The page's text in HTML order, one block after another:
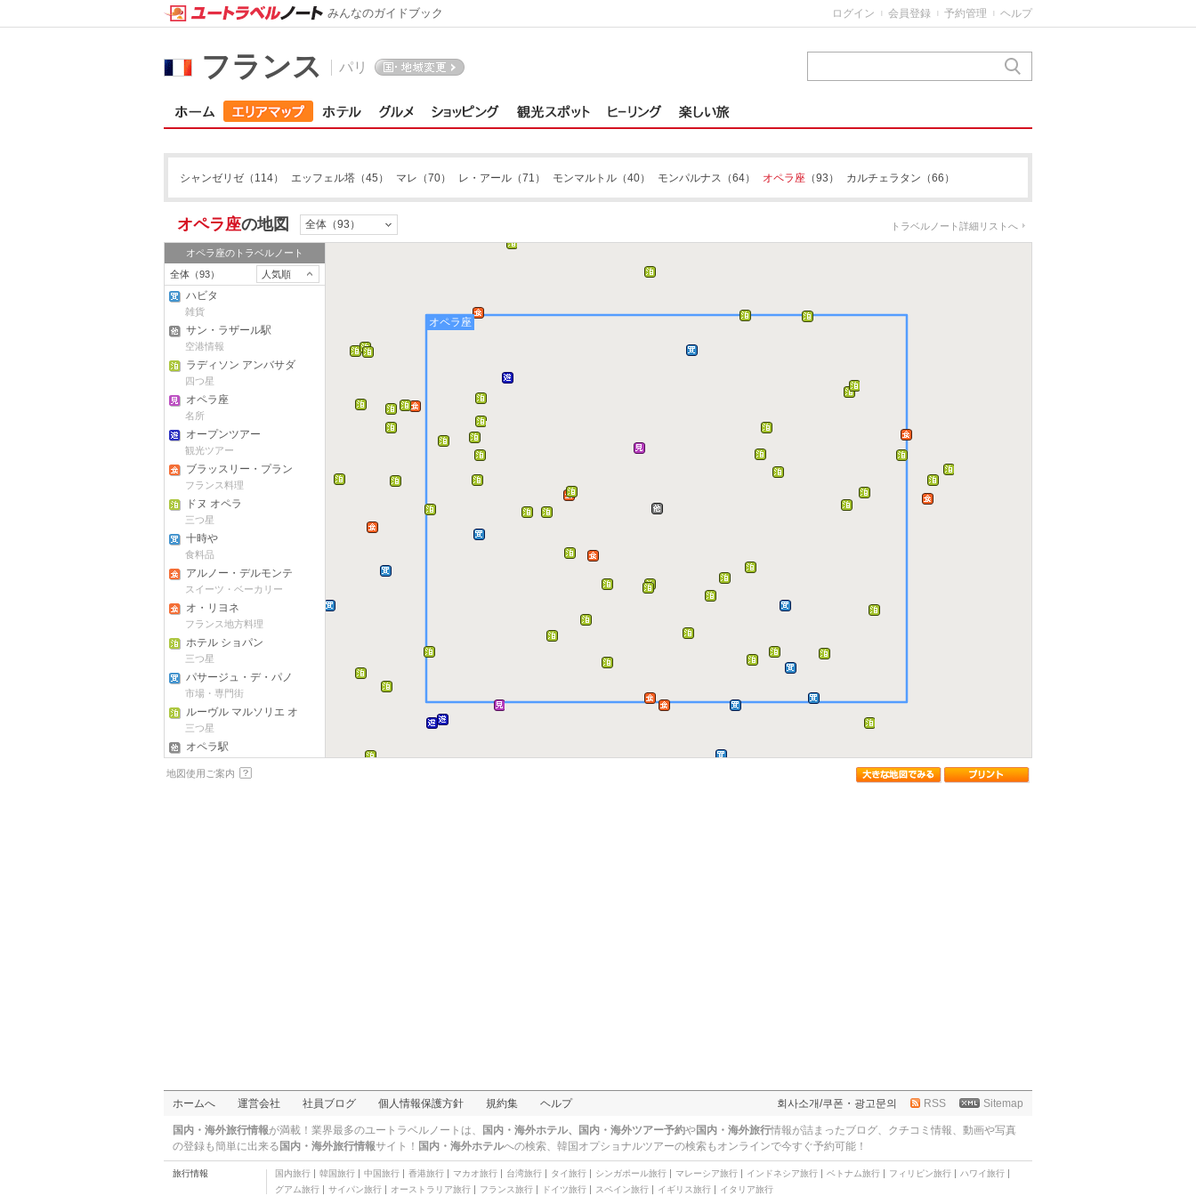
フランス パリ
シャンゼリゼ （114） エッフェル塔 （45） マレ （70） レ・アール （71） モンマルトル （40） モンパルナス （64） オペラ座 （93） カルチェラタン （66）
オペラ座の地図 全体（93） トラベルノート詳細リストへ
オペラ座のトラベルノート
全体（93）
人気順
ハビタ
雑貨
サン・ラザール駅
空港情報
ラディソン アンバサダ
ーホテル パリ オペラ
四つ星
オペラ座
名所
オープンツアー
観光ツアー
ブラッスリー・プラン
タン
フランス料理
ドヌ オペラ
三つ星
十時や
食料品
アルノー・デルモンテ
ル
スイーツ・ベーカリー
オ・リヨネ
フランス地方料理
ホテル ショパン
三つ星
パサージュ・デ・パノ
ラマ
市場・専門街
ルーヴル マルソリエ オ
ペラ ホテル
三つ星
オペラ駅
レ トロワ プサン ホテル
コンフォート ホテル オ
ペラ ドロウト
三つ星
ル・グラン・カフェ
カフェ/サロン・ド・テ
エピスリー
その他西洋料理
オペラ座
地図使用ご案内
みんなのガイドブック ログイン 会員登録 予約管理 ヘルプ
ホームへ 運営会社 社員ブログ 個人情報保護方針 規約集 ヘルプ 회사소개/쿠폰・광고문의 RSS Sitemap
国内・海外旅行情報が満載！業界最多のユートラベルノートは、 国内・海外ホテル、国内・海外ツアー予約や国内・海外旅行情報が詰まったブログ、クチコミ情報、動画や写真
の登録も簡単に出来る 国内・海外旅行情報サイト！ 国内・海外ホテルへの検索、 韓国オプショナルツアーの検索もオンラインで今すぐ予約可能！
旅行情報 国内旅行 韓国旅行 中国旅行 香港旅行 マカオ旅行 台湾旅行 タイ旅行 シンガポール旅行 マレーシア旅行 インドネシア旅行 ベトナム旅行 フィリピン旅行
ハワイ旅行
グアム旅行
サイパン旅行 オーストラリア旅行 フランス旅行 ドイツ旅行 スペイン旅行 イギリス旅行 イタリア旅行